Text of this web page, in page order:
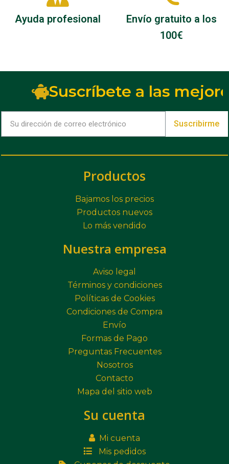
Ayuda profesional
Envío gratuito a los
100€
Suscríbete a las
Suscribirme
Productos
Bajamos los precios
Productos nuevos
Lo más vendido
Nuestra empresa
Aviso legal
Términos y condiciones
Políticas de Cookies
Condiciones de Compra
Envío
Formas de Pago
Preguntas Frecuentes
Nosotros
Contacto
Mapa del sitio web
Su cuenta
Mi cuenta
Mis pedidos